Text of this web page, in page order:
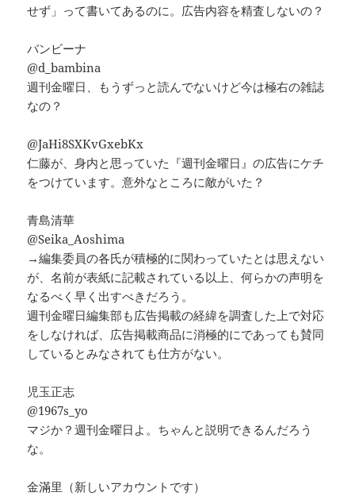
せず」って書いてあるのに。広告内容を精査しないの？
バンビーナ
@d_bambina
週刊金曜日、もうずっと読んでないけど今は極右の雑誌
なの？
@JaHi8SXKvGxebKx
仁藤が、身内と思っていた『週刊金曜日』の広告にケチ
をつけています。意外なところに敵がいた？
青島清華
@Seika_Aoshima
→編集委員の各氏が積極的に関わっていたとは思えない
が、名前が表紙に記載されている以上、何らかの声明を
なるべく早く出すべきだろう。
週刊金曜日編集部も広告掲載の経緯を調査した上で対応
をしなければ、広告掲載商品に消極的にであっても賛同
しているとみなされても仕方がない。
児玉正志
@1967s_yo
マジか？週刊金曜日よ。ちゃんと説明できるんだろう
な。
金滿里（新しいアカウントです）